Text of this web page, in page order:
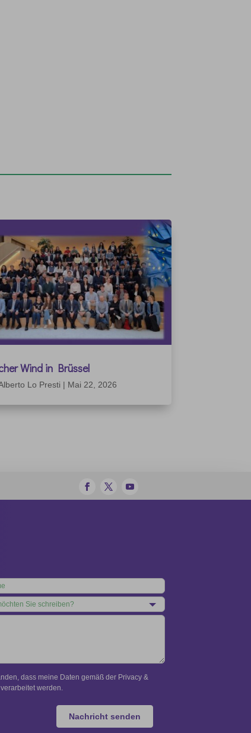
Wind in Brüssel
Lo Presti | Mai 22, 2026
dass meine Daten gemäß der Privacy &
werden.
Nachricht senden